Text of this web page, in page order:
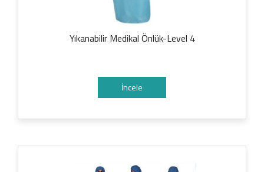
Yıkanabilir Medikal Önlük-Level 4
İncele